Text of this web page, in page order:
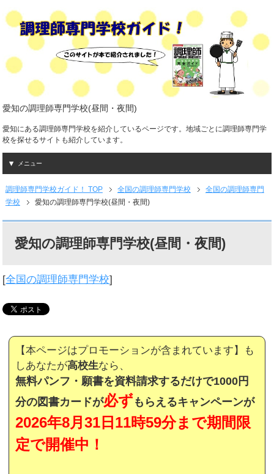
愛知の調理師専門学校(昼間・夜間)
愛知にある調理師専門学校を紹介しているページです。地域ごとに調理師専門学
校を探せるサイトも紹介しています。
メニュー
調理師専門学校ガイド！ TOP 全国の調理師専門学校
全国の調理師専門
学校
愛知の調理師専門学校(昼間・夜間)
愛知の調理師専門学校(昼間・夜間)
[全国の調理師専門学校]
【本ページはプロモーションが含まれています】も
しあなたが高校生なら、
無料パンフ・願書を資料請求するだけで1000円
分の図書カードが必ずもらえるキャンペーンが
2026年8月31日11時59分まで期間限
定で開催中！